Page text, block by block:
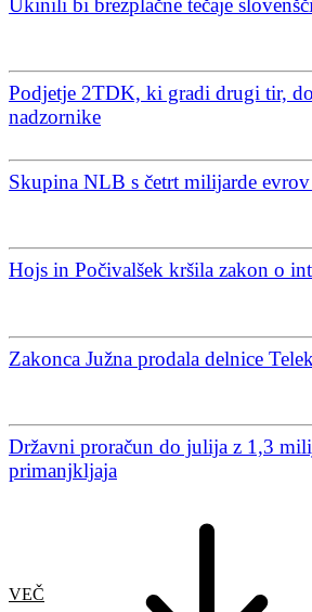
Ukinili bi brezplačne tečaje
Podjetje 2TDK, ki gradi drugi tir,
nadzornike
Skupina NLB s četrt milijarde
Hojs in Počivalšek kršila zakon o
Zakonca Južna prodala delnice
Državni proračun do julija z 1,3
primanjkljaja
VEČ